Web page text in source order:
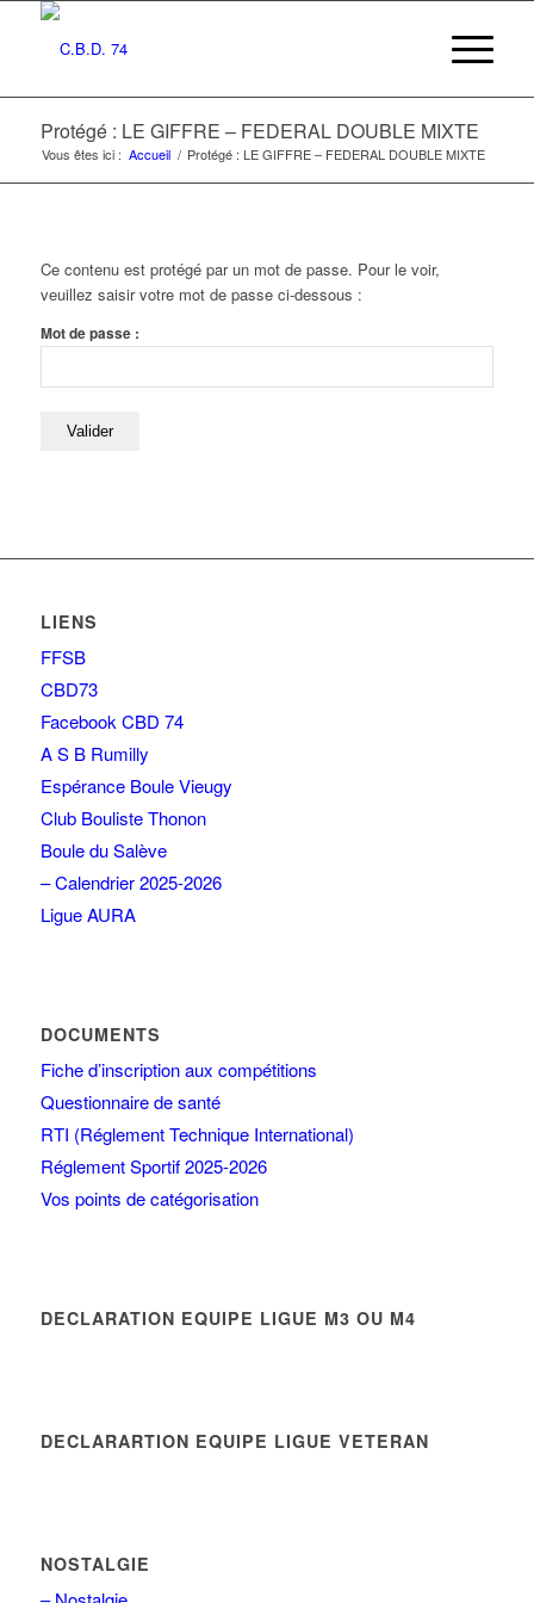
Protégé : LE GIFFRE – FEDERAL DOUBLE MIXTE
Vous êtes ici : Accueil / Protégé : LE GIFFRE – FEDERAL DOUBLE MIXTE
Ce contenu est protégé par un mot de passe. Pour le voir,
veuillez saisir votre mot de passe ci-dessous :
Mot de passe :
LIENS
FFSB
CBD73
Facebook CBD 74
A S B Rumilly
Espérance Boule Vieugy
Club Bouliste Thonon
Boule du Salève
– Calendrier 2025-2026
Ligue AURA
DOCUMENTS
Fiche d’inscription aux compétitions
Questionnaire de santé
RTI (Réglement Technique International)
Réglement Sportif 2025-2026
Vos points de catégorisation
DECLARATION EQUIPE LIGUE M3 OU M4
DECLARARTION EQUIPE LIGUE VETERAN
NOSTALGIE